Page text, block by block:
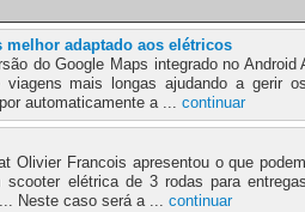
melhor adaptado aos elétricos
do Google Maps integrado no
viagens mais longas ajudando a gerir
automaticamente a ... continuar
Olivier Francois apresentou o que
scooter elétrica de 3 rodas para
Neste caso será a ... continuar